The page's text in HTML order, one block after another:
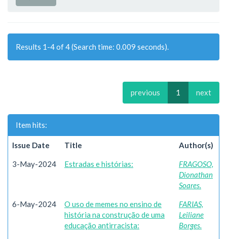
Results 1-4 of 4 (Search time: 0.009 seconds).
previous 1 next
Item hits:
Issue Date Title Author(s)
3-May-2024 Estradas e histórias:
FRAGOSO,
Dionathan
Soares.
6-May-2024
O uso de memes no ensino de
história na construção de uma
educação antirracista:
FARIAS,
Leiliane
Borges.